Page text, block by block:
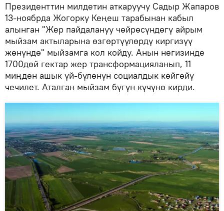
Президенттин милдетин аткаруучу Садыр Жапаров
13-ноябрда Жогорку Кеңеш тарабынан кабыл
алынган "Жер пайдалануу чөйрөсүндөгү айрым
мыйзам актыларына өзгөртүүлөрдү киргизүү
жөнүндө" мыйзамга кол койду. Анын негизинде
1700дөй гектар жер трансформацияланып, 11
миңден ашык үй-бүлөнүн социалдык көйгөйү
чечилет. Аталган мыйзам бүгүн күчүнө кирди.